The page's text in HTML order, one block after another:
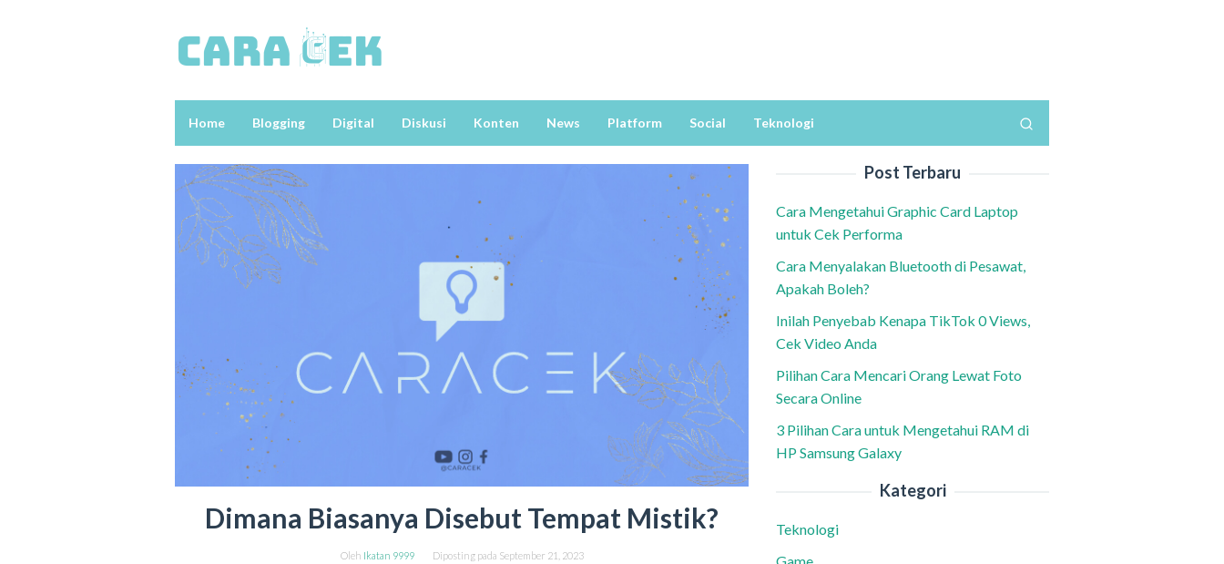
Home Blogging Digital Diskusi Konten News Platform Social Teknologi
Dimana Biasanya Disebut Tempat Mistik?
Oleh Ikatan 9999 Diposting pada September 21, 2023
Post Terbaru
Cara Mengetahui Graphic Card Laptop
untuk Cek Performa
Cara Menyalakan Bluetooth di Pesawat,
Apakah Boleh?
Inilah Penyebab Kenapa TikTok 0 Views,
Cek Video Anda
Pilihan Cara Mencari Orang Lewat Foto
Secara Online
3 Pilihan Cara untuk Mengetahui RAM di
HP Samsung Galaxy
Kategori
Teknologi